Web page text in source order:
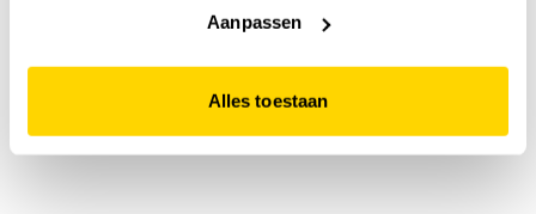
website niet optimaal functioneert.
Aanpassen
Alles toestaan